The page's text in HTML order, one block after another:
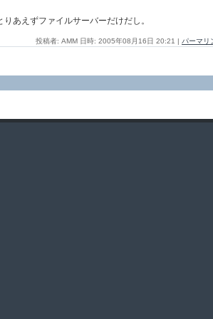
あえずファイルサーバーだけだし。
投稿者: AMM 日時: 2005年08月16日 20:21 | パーマリ